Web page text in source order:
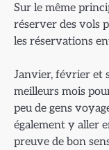
Sur le même
réserver des vols
les réservations
Janvier, février et
meilleurs mois
peu de gens
également y aller
preuve de bon